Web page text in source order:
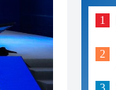
20:40
20:39
20:34